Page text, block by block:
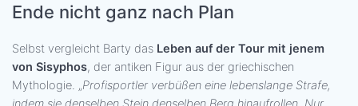
Ende nicht ganz nach Plan
Selbst vergleicht Barty das Leben auf der Tour mit jenem
von Sisyphos, der antiken Figur aus der griechischen
Mythologie. „Profisportler verbüßen eine lebenslange Strafe,